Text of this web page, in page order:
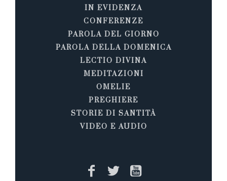
IN EVIDENZA
CONFERENZE
PAROLA DEL GIORNO
PAROLA DELLA DOMENICA
LECTIO DIVINA
MEDITAZIONI
OMELIE
PREGHIERE
STORIE DI SANTITÀ
VIDEO E AUDIO